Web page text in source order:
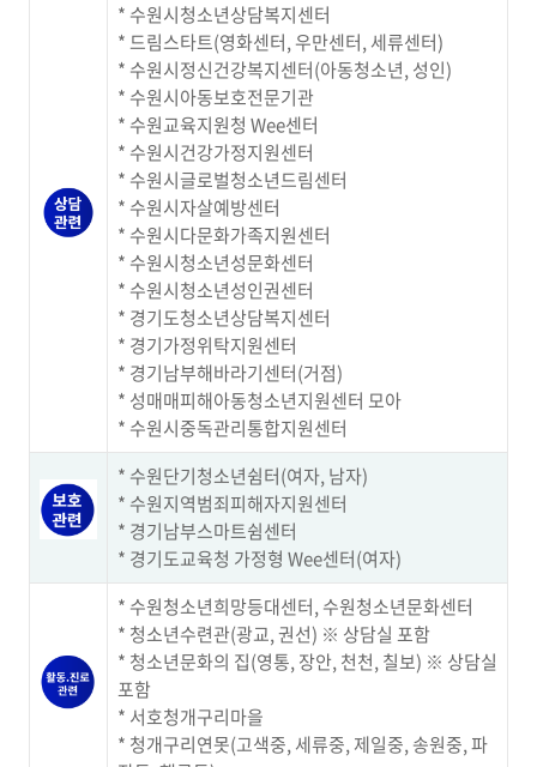
* 수원시청소년상담복지센터
* 드림스타트(영화센터, 우만센터, 세류센터)
* 수원시정신건강복지센터(아동청소년, 성인)
* 수원시아동보호전문기관
* 수원교육지원청 Wee센터
* 수원시건강가정지원센터
* 수원시글로벌청소년드림센터
* 수원시자살예방센터
* 수원시다문화가족지원센터
* 수원시청소년성문화센터
* 수원시청소년성인권센터
* 경기도청소년상담복지센터
* 경기가정위탁지원센터
* 경기남부해바라기센터(거점)
* 성매매피해아동청소년지원센터 모아
* 수원시중독관리통합지원센터
* 수원단기청소년쉼터(여자, 남자)
* 수원지역범죄피해자지원센터
* 경기남부스마트쉼센터
* 경기도교육청 가정형 Wee센터(여자)
* 수원청소년희망등대센터, 수원청소년문화센터
* 청소년수련관(광교, 권선) ※ 상담실 포함
* 청소년문화의 집(영통, 장안, 천천, 칠보) ※ 상담실
포함
* 서호청개구리마을
* 청개구리연못(고색중, 세류중, 제일중, 송원중, 파